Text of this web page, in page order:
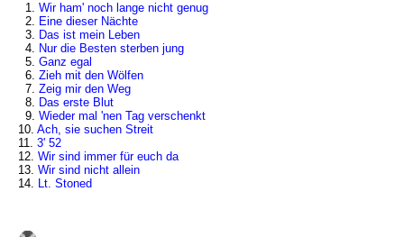
1. Wir ham' noch lange nicht genug
2. Eine dieser Nächte
3. Das ist mein Leben
4. Nur die Besten sterben jung
5. Ganz egal
6. Zieh mit den Wölfen
7. Zeig mir den Weg
8. Das erste Blut
9. Wieder mal 'nen Tag verschenkt
10. Ach, sie suchen Streit
11. 3' 52
12. Wir sind immer für euch da
13. Wir sind nicht allein
14. Lt. Stoned